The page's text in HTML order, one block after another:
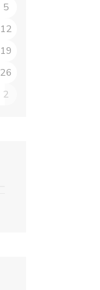
5
12
19
26
2